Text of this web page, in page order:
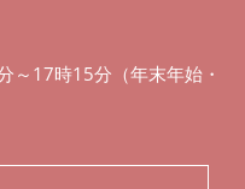
～17時15分（年末年始・